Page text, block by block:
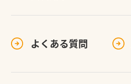
よくある質問